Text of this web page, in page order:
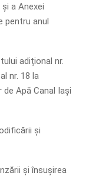
a Anexei
pentru anul
adițional nr.
nr. 18 la
Apă Canal Iași
și
și însușirea